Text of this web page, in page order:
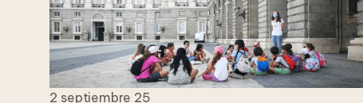
2 septiembre 25